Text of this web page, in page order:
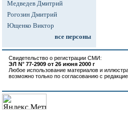
Медведев Дмитрий
Рогозин Дмитрий
Ющенко Виктор
все персоны
Свидетельство о регистрации СМИ:
ЭЛ N° 77-2909 от 26 июня 2000 г
Любое использование материалов и
возможно только по согласованию с